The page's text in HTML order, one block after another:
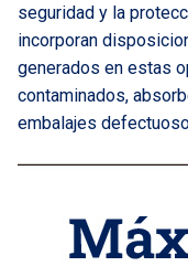
seguridad y la
incorporan
generados en estas
contaminados,
embalajes